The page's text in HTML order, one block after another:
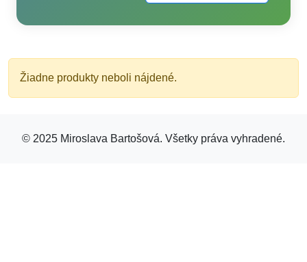
Žiadne produkty neboli nájdené.
© 2025 Miroslava Bartošová. Všetky práva vyhradené.